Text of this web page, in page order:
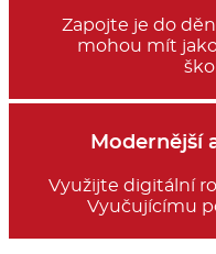
Zapojte je do
mohou mít
Modernější
Využijte digitální
Vyučujícímu